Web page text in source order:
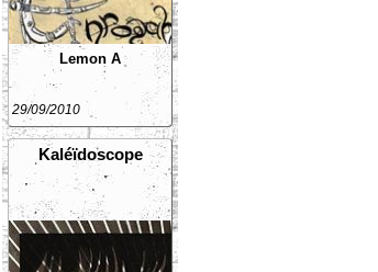
Lemon A
29/09/2010
Kaléïdoscope